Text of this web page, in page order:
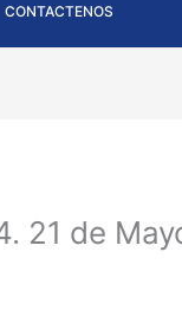
CONTACTENOS
21 de